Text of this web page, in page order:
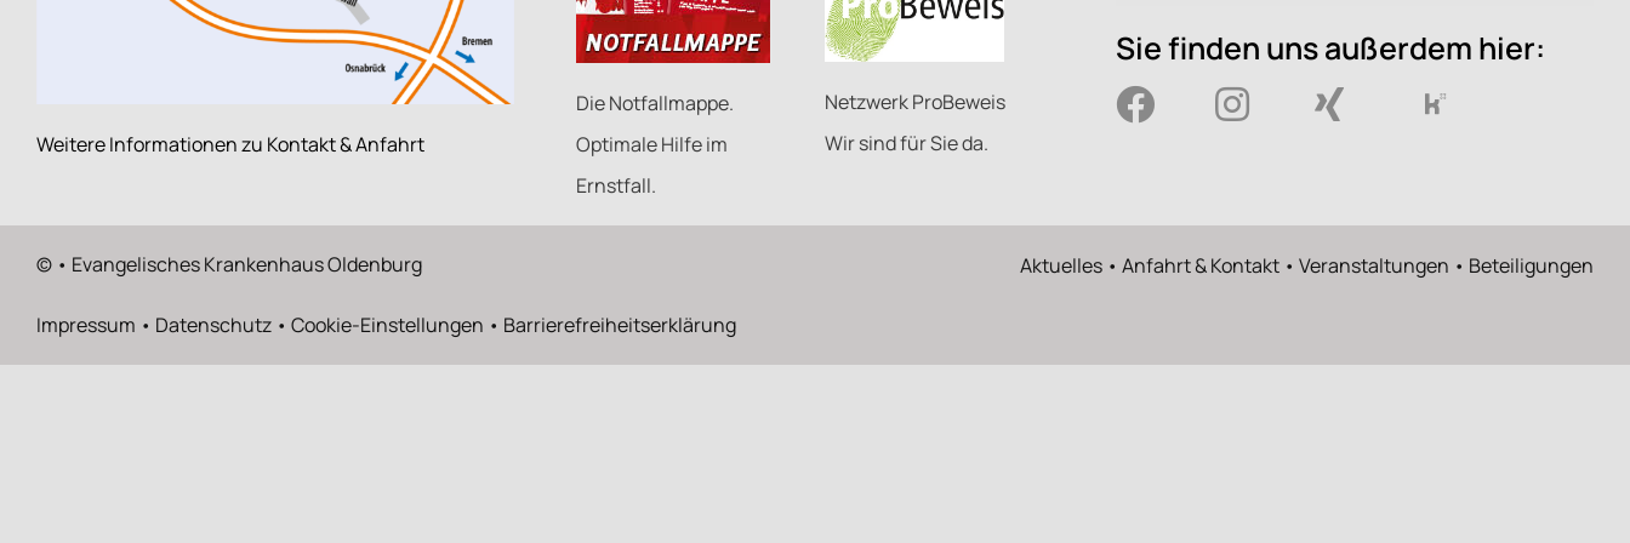
Weitere Informationen zu Kontakt & Anfahrt
Die Notfallmappe.
Optimale Hilfe im
Ernstfall.
Netzwerk ProBeweis
Wir sind für Sie da.
Sie finden uns außerdem hier:
© • Evangelisches Krankenhaus Oldenburg
Impressum • Datenschutz• Cookie-Einstellungen • Barrierefreiheitserklärung
Aktuelles •Anfahrt & Kontakt •Veranstaltungen • Beteiligungen